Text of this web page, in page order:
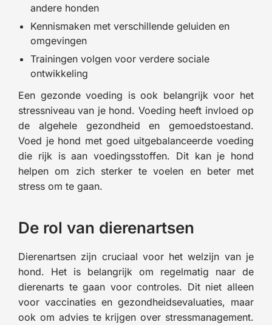
andere honden
Kennismaken met verschillende geluiden en
omgevingen
Trainingen volgen voor verdere sociale
ontwikkeling
Een gezonde voeding is ook belangrijk voor het
stressniveau van je hond. Voeding heeft invloed op
de algehele gezondheid en gemoedstoestand.
Voed je hond met goed uitgebalanceerde voeding
die rijk is aan voedingsstoffen. Dit kan je hond
helpen om zich sterker te voelen en beter met
stress om te gaan.
De rol van dierenartsen
Dierenartsen zijn cruciaal voor het welzijn van je
hond. Het is belangrijk om regelmatig naar de
dierenarts te gaan voor controles. Dit niet alleen
voor vaccinaties en gezondheidsevaluaties, maar
ook om advies te krijgen over stressmanagement.